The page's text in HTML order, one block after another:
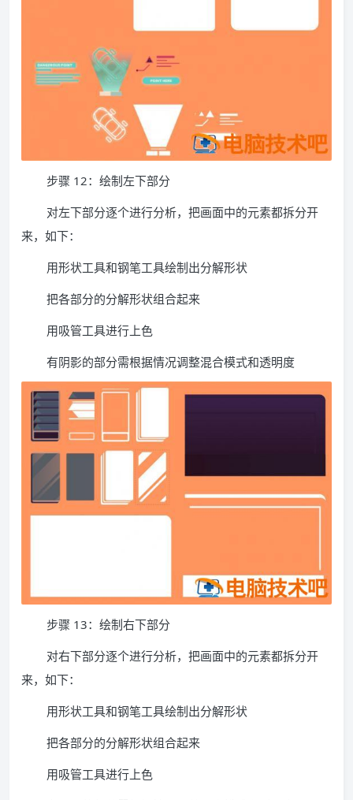
步骤 12：绘制左下部分
对左下部分逐个进行分析，把画面中的元素都拆分开
来，如下：
用形状工具和钢笔工具绘制出分解形状
把各部分的分解形状组合起来
用吸管工具进行上色
有阴影的部分需根据情况调整混合模式和透明度
步骤 13：绘制右下部分
对右下部分逐个进行分析，把画面中的元素都拆分开
来，如下：
用形状工具和钢笔工具绘制出分解形状
把各部分的分解形状组合起来
用吸管工具进行上色